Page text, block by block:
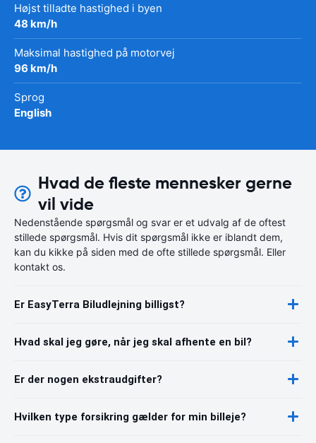
Højst tilladte hastighed i byen
48 km/h
Maksimal hastighed på motorvej
96 km/h
Sprog
English
Hvad de fleste mennesker gerne
vil vide
Nedenstående spørgsmål og svar er et udvalg af de oftest
stillede spørgsmål. Hvis dit spørgsmål ikke er iblandt dem,
kan du kikke på siden med de ofte stillede spørgsmål. Eller
kontakt os.
Er EasyTerra Biludlejning billigst?
Hvad skal jeg gøre, når jeg skal afhente en bil?
Er der nogen ekstraudgifter?
Hvilken type forsikring gælder for min billeje?